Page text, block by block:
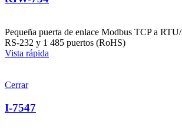
Pequeña puerta de enlace Modbus TCP a
RS-232 y 1 485 puertos (RoHS)
Vista rápida
Cerrar
I-7547